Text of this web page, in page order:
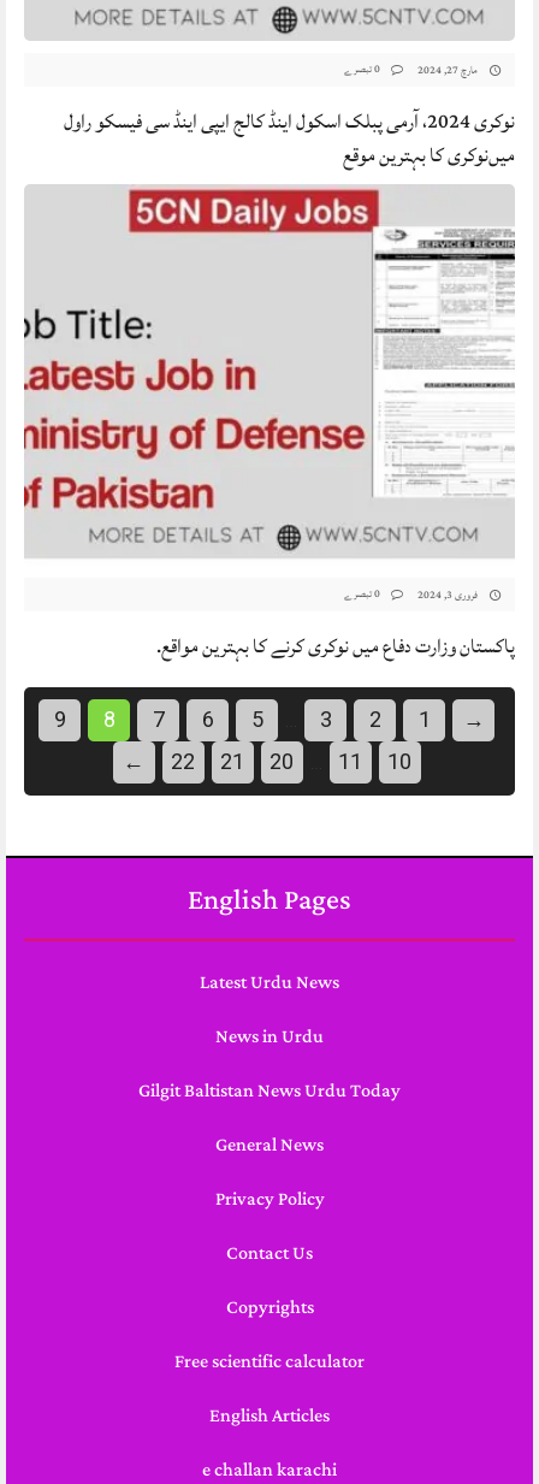
مارچ 27, 2024
نوکری 2024، آرمی پبلک اسکول اینڈ کالج ایپی اینڈ سی فیسکو راول
میں‌نوکری کا بہترین موقع
فروری 3, 2024
پاکستان وزارت دفاع میں نوکری کرنے کا بہترین مواقع.
→
1
2
3
5
6
7
8
9
10
11
20
21
22
←
English Pages
Latest Urdu News
News in Urdu
Gilgit Baltistan News Urdu Today
General News
Privacy Policy
Contact Us
Copyrights
Free scientific calculator
English Articles
e challan karachi